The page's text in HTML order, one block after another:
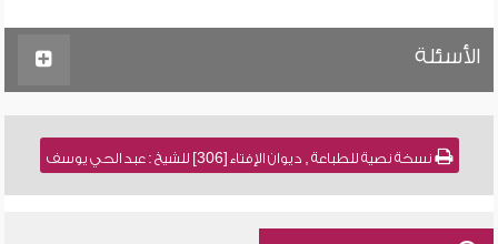
الأسئلة
نسخة نصية للطباعة , ديوان الإفتاء [306] للشيخ : عبد الحي يوسف